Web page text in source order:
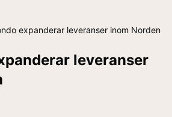
expanderar leveranser inom Norden
leveranser